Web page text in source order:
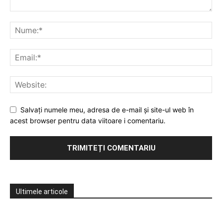
Salvați numele meu, adresa de e-mail și site-ul web în
acest browser pentru data viitoare i comentariu.
Ultimele articole